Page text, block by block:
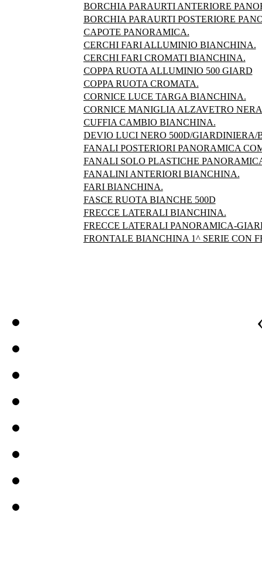
BORCHIA PARAURTI ANTERIORE
BORCHIA PARAURTI POSTERIORE
CAPOTE PANORAMICA.
CERCHI FARI ALLUMINIO BIANCHINA.
CERCHI FARI CROMATI BIANCHINA.
COPPA RUOTA ALLUMINIO 500 GIARD
COPPA RUOTA CROMATA.
CORNICE LUCE TARGA BIANCHINA.
CORNICE MANIGLIA ALZAVETRO
CUFFIA CAMBIO BIANCHINA.
DEVIO LUCI NERO 500D/GIARDINIERA/
FANALI POSTERIORI PANORAMICA
FANALI SOLO PLASTICHE
FANALINI ANTERIORI BIANCHINA.
FARI BIANCHINA.
FASCE RUOTA BIANCHE 500D
FRECCE LATERALI BIANCHINA.
FRECCE LATERALI PANORAMICA-
FRONTALE BIANCHINA 1^ SERIE CON